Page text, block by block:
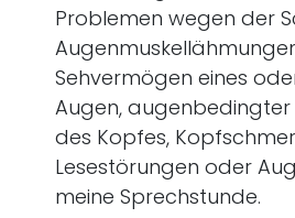
Problemen wegen der
Sehvermögen eines
Augen, augenbedingter
des Kopfes,
Lesestörungen oder
meine Sprechstunde.